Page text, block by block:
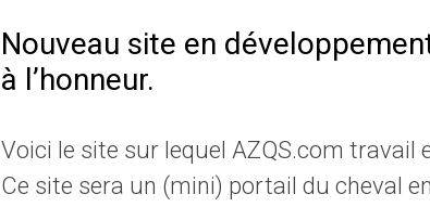
Nouveau site en
à l’honneur.
Voici le site sur lequel AZQS.com travail
Ce site sera un (mini) portail du cheval